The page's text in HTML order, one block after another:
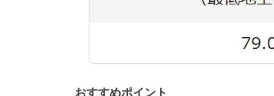
おすすめポイント